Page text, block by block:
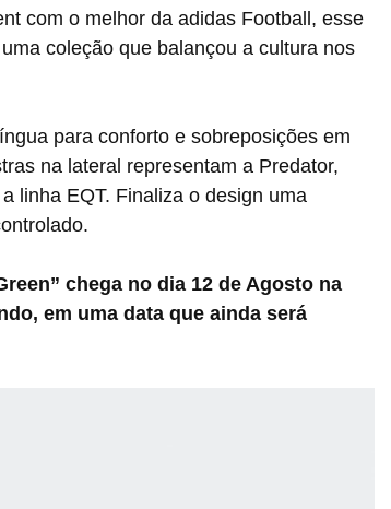
coleção que balançou a cultura nos
na lateral representam a Predator,
linha EQT. Finaliza o design uma
em uma data que ainda será